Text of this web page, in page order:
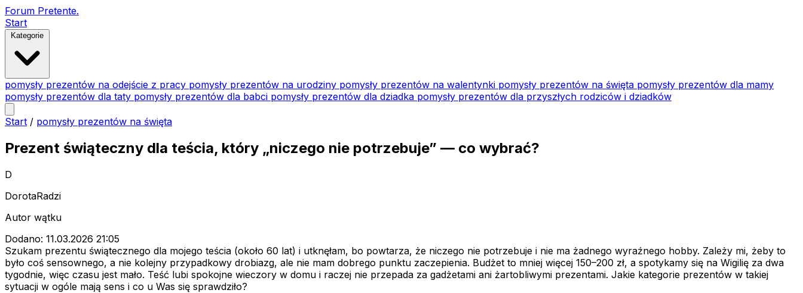
Forum Pretente.
Start
Kategorie
pomysły prezentów na odejście z pracy pomysły prezentów na urodziny pomysły prezentów na walentynki pomysły prezentów na święta pomysły prezentów dla mamy
pomysły prezentów dla taty pomysły prezentów dla babci pomysły prezentów dla dziadka pomysły prezentów dla przyszłych rodziców i dziadków
Start / pomysły prezentów na święta
Prezent świąteczny dla teścia, który „niczego nie potrzebuje” — co wybrać?
D
DorotaRadzi
Autor wątku
Dodano: 11.03.2026 21:05
Szukam prezentu świątecznego dla mojego teścia (około 60 lat) i utknęłam, bo powtarza, że niczego nie potrzebuje i nie ma żadnego wyraźnego hobby. Zależy mi, żeby to
było coś sensownego, a nie kolejny przypadkowy drobiazg, ale nie mam dobrego punktu zaczepienia. Budżet to mniej więcej 150–200 zł, a spotykamy się na Wigilię za dwa
tygodnie, więc czasu jest mało. Teść lubi spokojne wieczory w domu i raczej nie przepada za gadżetami ani żartobliwymi prezentami. Jakie kategorie prezentów w takiej
sytuacji w ogóle mają sens i co u Was się sprawdziło?